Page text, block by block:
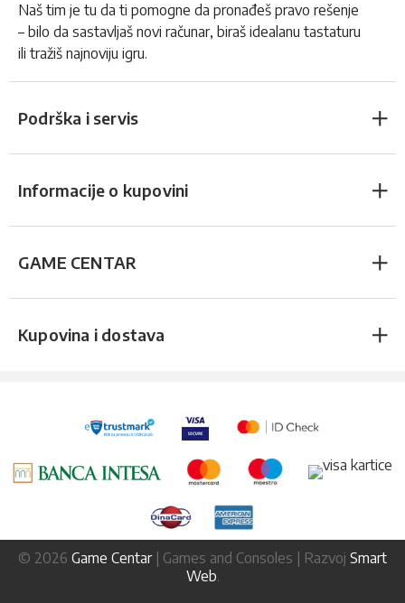
Naš tim je tu da ti pomogne da pronađeš pravo rešenje
– bilo da sastavljaš novi računar, biraš idealanu tastaturu
ili tražiš najnoviju igru.
Podrška i servis
Informacije o kupovini
GAME CENTAR
Kupovina i dostava
© 2026 Game Centar| Games and Consoles | Razvoj Smart
Web.